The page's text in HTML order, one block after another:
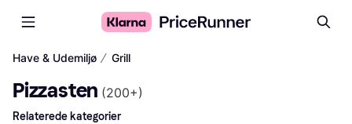
Have & Udemiljø ∕ Grill
Pizzasten (200+)
Relaterede kategorier